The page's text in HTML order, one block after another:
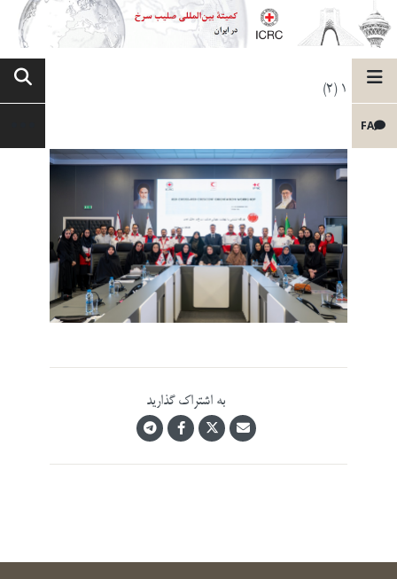
FA
1 (2)
به اشتراک گذارید